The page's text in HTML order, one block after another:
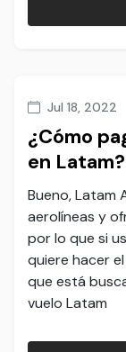
Jul 18, 2022
¿Cómo
en Latam?
Bueno, Latam
aerolíneas y
por lo que si
quiere hacer
que está
vuelo Latam